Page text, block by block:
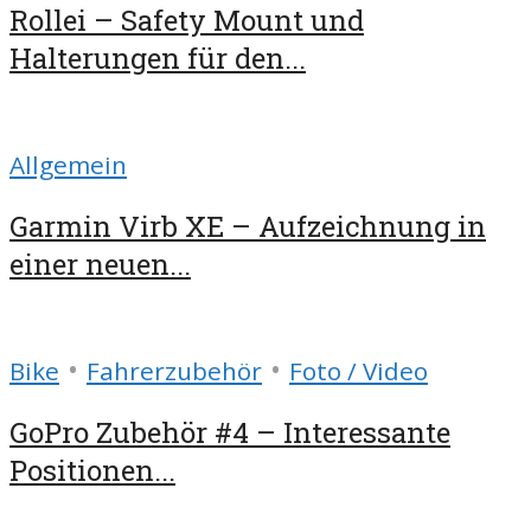
Rollei – Safety Mount und
Halterungen für den...
Allgemein
Garmin Virb XE – Aufzeichnung in
einer neuen...
Bike • Fahrerzubehör • Foto / Video
GoPro Zubehör #4 – Interessante
Positionen...